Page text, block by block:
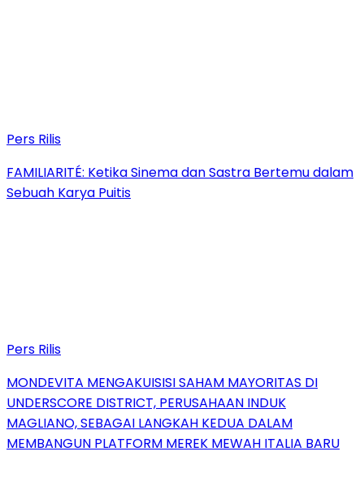
Pers Rilis
FAMILIARITÉ: Ketika Sinema dan Sastra Bertemu dalam
Sebuah Karya Puitis
Pers Rilis
MONDEVITA MENGAKUISISI SAHAM MAYORITAS DI
UNDERSCORE DISTRICT, PERUSAHAAN INDUK
MAGLIANO, SEBAGAI LANGKAH KEDUA DALAM
MEMBANGUN PLATFORM MEREK MEWAH ITALIA BARU